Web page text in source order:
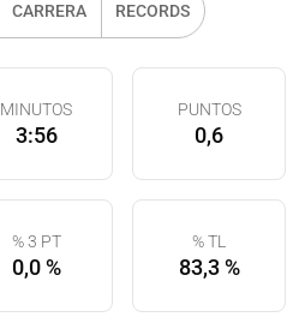
CARRERA RECORDS
MINUTOS
3:56
PUNTOS
0,6
% 3 PT
0,0 %
% TL
83,3 %